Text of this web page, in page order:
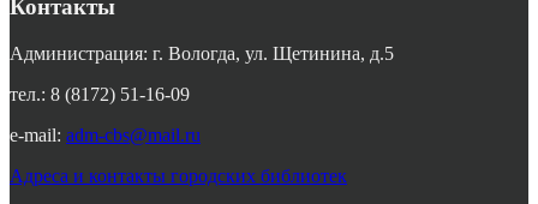
Контакты
Администрация: г. Вологда, ул. Щетинина, д.5
тел.: 8 (8172) 51-16-09
e-mail: adm-cbs@mail.ru
Адреса и контакты городских библиотек